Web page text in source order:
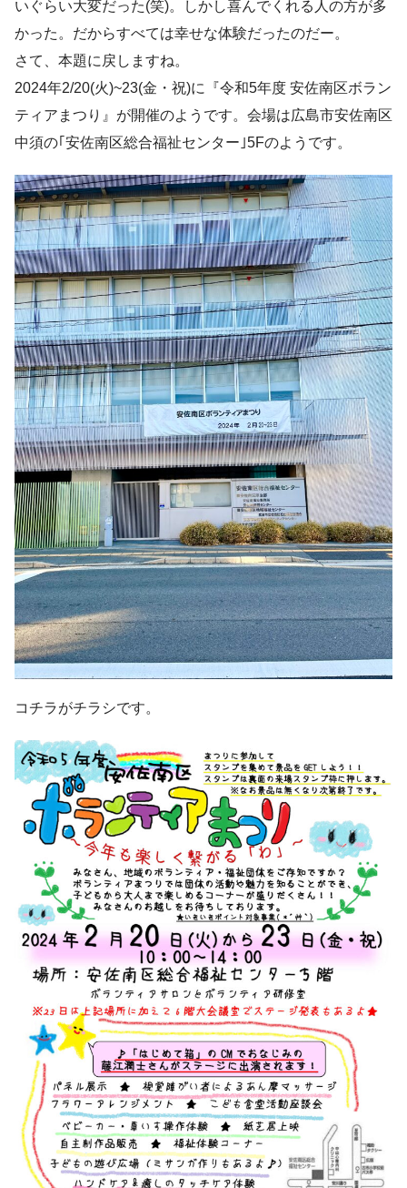
いぐらい大変だった(笑)。しかし喜んでくれる人の方が多
かった。だからすべては幸せな体験だったのだー。
さて、本題に戻しますね。
2024年2/20(火)~23(金・祝)に『令和5年度 安佐南区ボラン
ティアまつり』が開催のようです。会場は広島市安佐南区
中須の｢安佐南区総合福祉センター｣5Fのようです。
コチラがチラシです。